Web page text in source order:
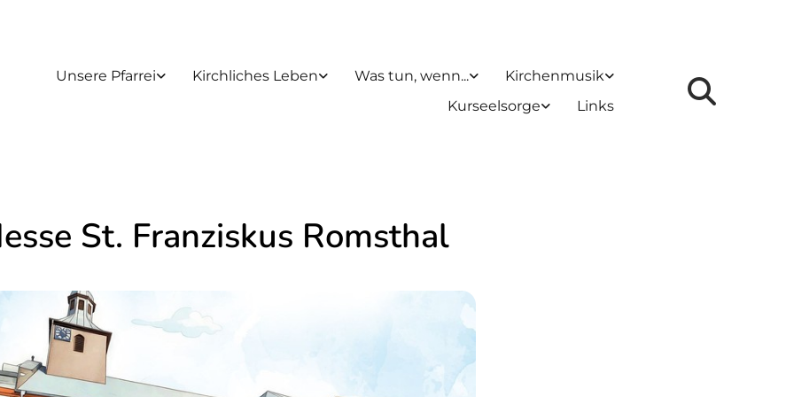
Unsere Pfarrei Kirchliches Leben Was tun, wenn...
Kirchenmusik
Kurseelsorge
Links
St. Franziskus Romsthal